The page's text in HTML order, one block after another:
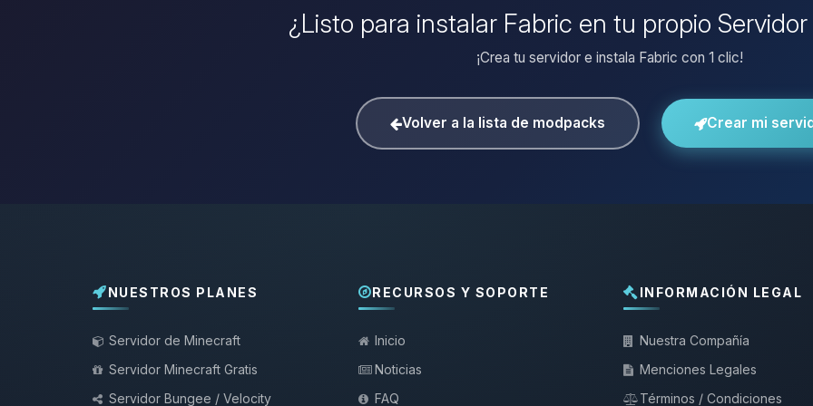
¿Listo para instalar Fabric en tu propio
¡Crea tu servidor e instala Fabric con 1 clic!
Volver a la lista de modpacks Crear mi
NUESTROS PLANES
Servidor de Minecraft
Servidor Minecraft Gratis
Servidor Bungee / Velocity
RECURSOS Y SOPORTE
Inicio
Noticias
FAQ
INFORMACIÓN LEGAL
Nuestra Compañía
Menciones Legales
Términos / Condiciones